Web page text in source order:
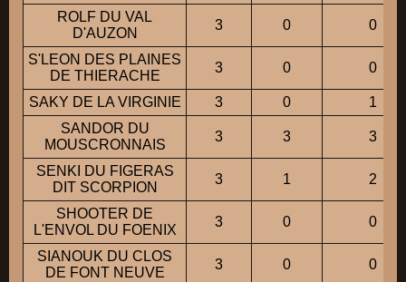
ROLF DU VAL
D'AUZON
3 0 0
S'LEON DES PLAINES
DE THIERACHE
3 0 0
SAKY DE LA VIRGINIE 3 0
1
SANDOR DU
MOUSCRONNAIS
3 3 3
SENKI DU FIGERAS
DIT SCORPION
3 1 2
SHOOTER DE
L'ENVOL DU FOENIX
3 0 0
SIANOUK DU CLOS
DE FONT NEUVE
3 0 0